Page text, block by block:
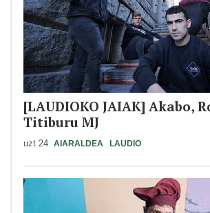
[LAUDIOKO JAIAK] Akabo,
Titiburu MJ
uzt 24 AIARALDEA LAUDIO